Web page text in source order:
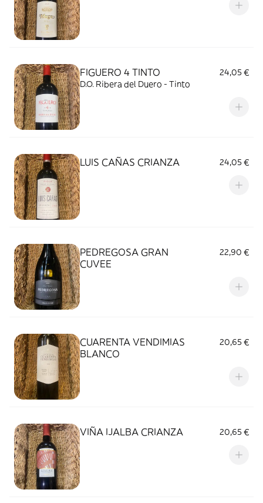
FIGUERO 4 TINTO
24,05 €
D.O. Ribera del Duero - Tinto
LUIS CAÑAS CRIANZA 24,05 €
PEDREGOSA GRAN
CUVEE
22,90 €
CUARENTA VENDIMIAS
BLANCO
20,65 €
VIÑA IJALBA CRIANZA 20,65 €